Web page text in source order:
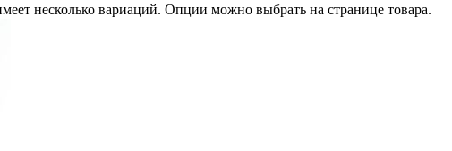
несколько вариаций. Опции можно выбрать на странице товара.